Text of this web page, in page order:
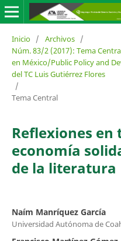
Inicio / Archivos /
Núm. 83/2 (2017): Tema
en México/Public Policy and
del TC Luis Gutiérrez Flores
/
Tema Central
Reflexiones en
economía
de la literatura
Naím Manríquez García
Universidad Autónoma de